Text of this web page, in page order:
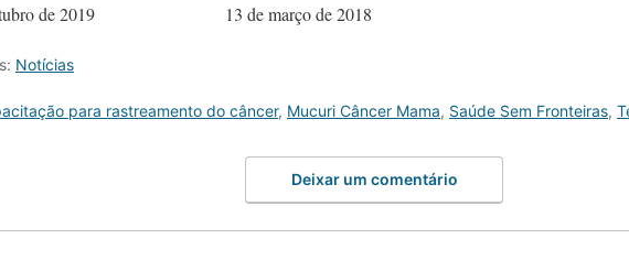
de 2019
Data
13 de março de 2018
Notícias
para rastreamento do câncer, Mucuri Câncer Mama, Saúde Sem Fronteiras,
Deixar um comentário